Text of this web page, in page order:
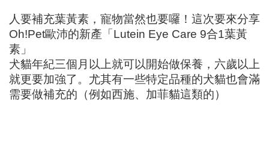
人要補充葉黃素，寵物當然也要囉！這次要來分享
Oh!Pet歐沛的新產「Lutein Eye Care 9合1葉黃
素」
犬貓年紀三個月以上就可以開始做保養，六歲以上
就更要加強了。尤其有一些特定品種的犬貓也會滿
需要做補充的（例如西施、加菲貓這類的）